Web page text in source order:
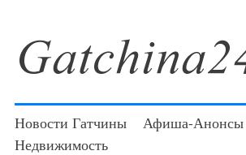
Новости Гатчины Афиша-Анонсы
Недвижимость